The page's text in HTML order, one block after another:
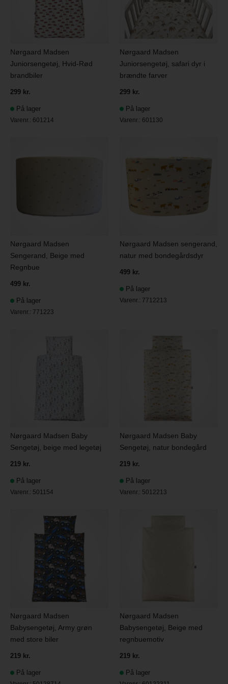
Nørgaard Madsen
Juniorsengetøj, Hvid-Rød
brandbiler
299 kr.
På lager
Varenr.: 601214
Nørgaard Madsen
Juniorsengetøj, safari dyr i
brændte farver
299 kr.
På lager
Varenr.: 601130
Nørgaard Madsen
Sengerand, Beige med
Regnbue
499 kr.
På lager
Varenr.: 771223
Nørgaard Madsen sengerand,
natur med bondegårdsdyr
499 kr.
På lager
Varenr.: 7712213
Nørgaard Madsen Baby
Sengetøj, beige med legetøj
219 kr.
På lager
Varenr.: 501154
Nørgaard Madsen Baby
Sengetøj, natur bondegård
219 kr.
På lager
Varenr.: 5012213
Nørgaard Madsen
Babysengetøj, Army grøn
med store biler
219 kr.
På lager
Nørgaard Madsen
Babysengetøj, Beige med
regnbuemotiv
219 kr.
På lager